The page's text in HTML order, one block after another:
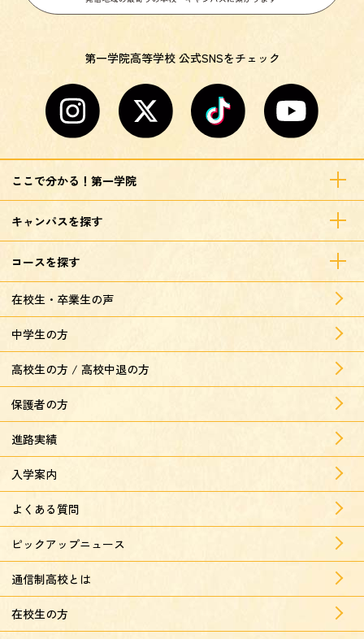
第一学院高等学校 公式SNSをチェック
ここで分かる！第一学院
キャンパスを探す
コースを探す
在校生・卒業生の声
中学生の方
高校生の方 / 高校中退の方
保護者の方
進路実績
入学案内
よくある質問
ピックアップニュース
通信制高校とは
在校生の方